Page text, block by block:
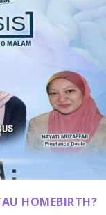
HOMEBIRTH?